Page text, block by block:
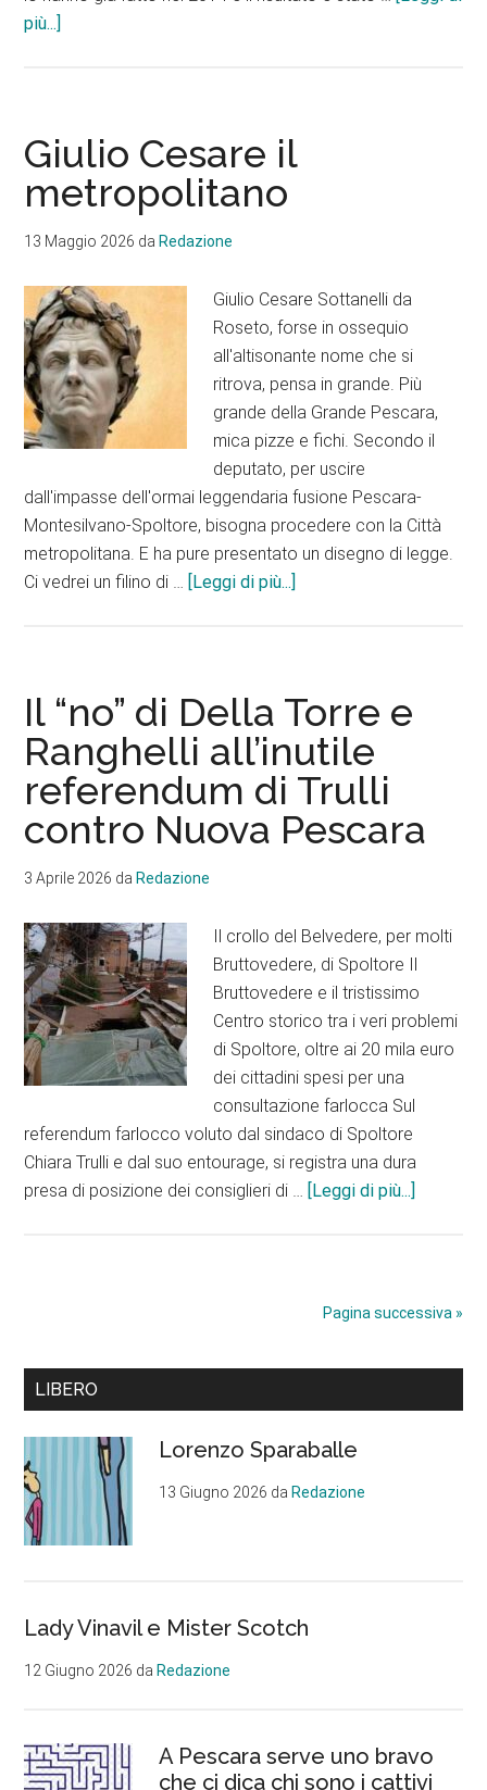
più...]
referendum
di
Spoltore
Montesilvano.
va
avanti:
Nuova
Pescara
nel
2027!
Giulio Cesare il
metropolitano
13 Maggio 2026 daRedazione
Giulio Cesare Sottanelli da
Roseto, forse in ossequio
all'altisonante nome che si
ritrova, pensa in grande. Più
grande della Grande Pescara,
mica pizze e fichi. Secondo il
deputato, per uscire
dall'impasse dell'ormai leggendaria fusione Pescara-
Montesilvano-Spoltore, bisogna procedere con la Città
metropolitana. E ha pure presentato un disegno di legge.
Ci vedrei un filino di … [Leggi di più...]
Il “no” di Della Torre e
Ranghelli all’inutile
referendum di Trulli
contro Nuova Pescara
3 Aprile 2026 daRedazione
Il crollo del Belvedere, per molti
Bruttovedere, di Spoltore Il
Bruttovedere e il tristissimo
Centro storico tra i veri problemi
di Spoltore, oltre ai 20 mila euro
dei cittadini spesi per una
consultazione farlocca Sul
referendum farlocco voluto dal sindaco di Spoltore
Chiara Trulli e dal suo entourage, si registra una dura
presa di posizione dei consiglieri di … [Leggi di più...]
Torre
Pagina successiva »
Barra
primaria
LIBERO
Lorenzo Sparaballe
13 Giugno 2026 daRedazione
Lady Vinavil e Mister Scotch
12 Giugno 2026 daRedazione
A Pescara serve uno bravo
che ci dica chi sono i cattivi